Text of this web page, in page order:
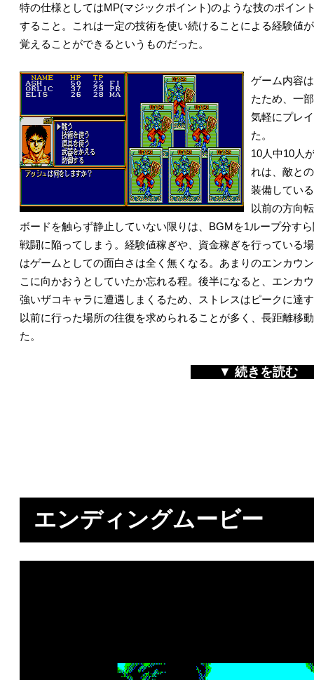
特の仕様としてはMP(マジックポイント)のような技のポイン
すること。これは一定の技術を使い続けることによる経験値
覚えることができるというものだった。
ゲーム内容
たため、一
気軽にプレ
た。
10人中10人
れは、敵と
装備してい
以前の方向
ボードを触らず静止していない限りは、BGMを1ループ分す
戦闘に陥ってしまう。経験値稼ぎや、資金稼ぎを行っている
はゲームとしての面白さは全く無くなる。あまりのエンカウ
こに向かおうとしていたか忘れる程。後半になると、エンカ
強いザコキャラに遭遇しまくるため、ストレスはピークに達
以前に行った場所の往復を求められることが多く、長距離移
た。
▼ 続きを読む
エンディングムービー